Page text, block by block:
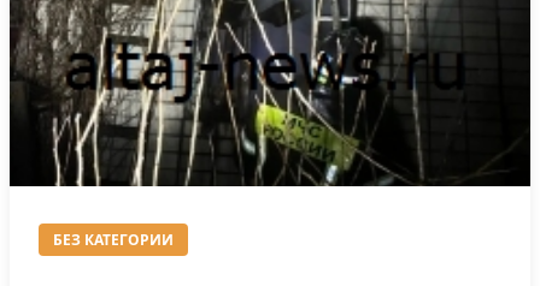
БЕЗ КАТЕГОРИИ